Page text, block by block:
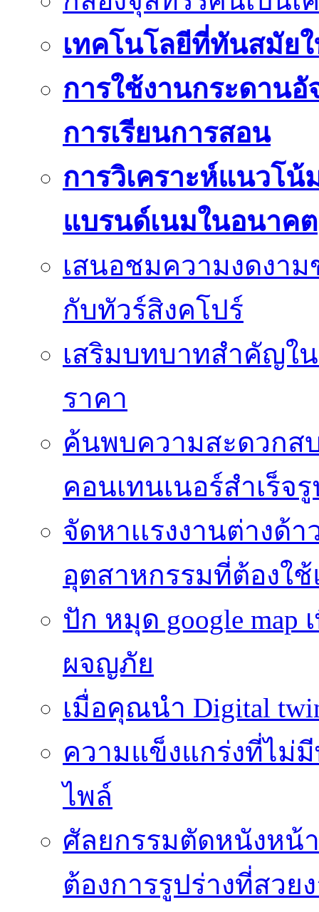
เทคโนโลยีที่ทันสมัย
การใช้งานกระดานอั
การเรียนการสอน
การวิเคราะห์แนวโน้
แบรนด์เนมในอนาคต
เสนอชมความงดงาม
กับทัวร์สิงคโปร์
เสริมบทบาทสำคัญใ
ราคา
ค้นพบความสะดวกส
คอนเทนเนอร์สำเร็จ
จัดหาเเรงงานต่างด้
อุตสาหกรรมที่ต้องใช้
ปัก หมุด google map
ผจญภัย
เมื่อคุณนำ Digital
ความแข็งแกร่งที่ไม่
ไพล์
ศัลยกรรมตัดหนังหน้
ต้องการรูปร่างที่สวย